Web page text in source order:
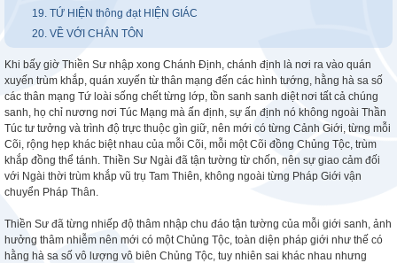
19. TỨ HIỆN thông đạt HIỆN GIÁC
20. VỀ VỚI CHÂN TÔN
Khi bấy giờ Thiền Sư nhập xong Chánh Định, chánh định là nơi ra vào quán
xuyến trùm khắp, quán xuyến từ thân mạng đến các hình tướng, hằng hà sa số
các thân mạng Tứ loài sống chết từng lớp, tồn sanh sanh diệt nơi tất cả chúng
sanh, họ chỉ nương nơi Túc Mạng mà ấn định, sự ấn định nó không ngoài Thần
Túc tư tưởng và trình độ trực thuộc gìn giữ, nên mới có từng Cảnh Giới, từng mỗi
Cõi, rộng hẹp khác biệt nhau của mỗi Cõi, mỗi một Cõi đồng Chủng Tộc, trùm
khắp đồng thể tánh. Thiền Sư Ngài đã tận tường từ chốn, nên sự giao cảm đối
với Ngài thời trùm khắp vũ trụ Tam Thiên, không ngoài từng Pháp Giới vận
chuyển Pháp Thân.
Thiền Sư đã từng nhiếp độ thâm nhập chu đáo tận tường của mỗi giới sanh, ảnh
hưởng thâm nhiễm nên mới có một Chủng Tộc, toàn diện pháp giới như thế có
hằng hà sa số vô lượng vô biên Chủng Tộc, tuy nhiên sai khác nhau nhưng